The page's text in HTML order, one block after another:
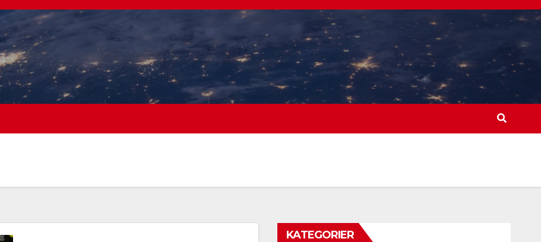
KATEGORIER